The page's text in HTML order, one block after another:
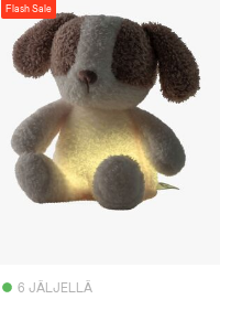
Flash Sale
6 JÄLJELLÄ